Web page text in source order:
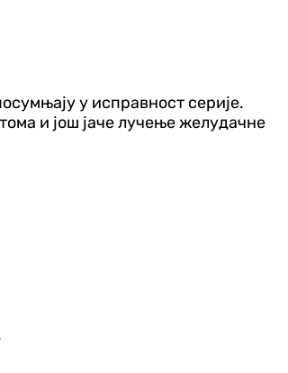
у исправност серије.
и још јаче лучење желудачне